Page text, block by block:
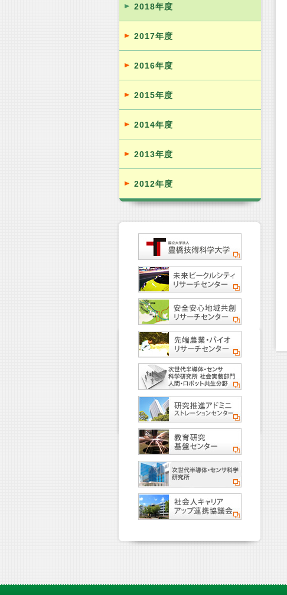
2018年度
2017年度
2016年度
2015年度
2014年度
2013年度
2012年度